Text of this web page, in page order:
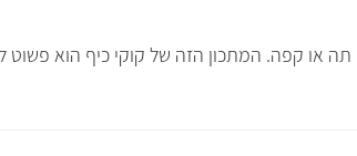
או קפה. המתכון הזה של קוקי כיף הוא פשוט